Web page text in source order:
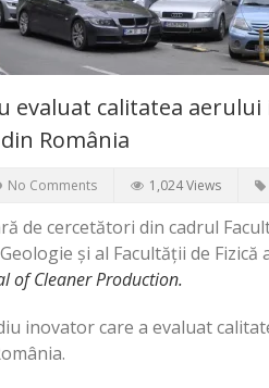
evaluat calitatea
România
No Comments 1,024 Views
de cercetători din cadrul
și al Facultății de
of Cleaner Production.
inovator care a evaluat